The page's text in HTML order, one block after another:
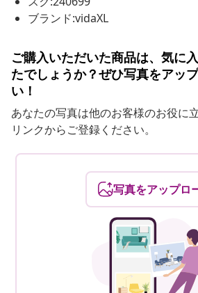
ブランド:vidaXL
ご購入いただいた商品は、気に
たでしょうか？ぜひ写真をアッ
い！
あなたの写真は他のお客様のお役に
リンクからご登録ください。
写真をアップロ